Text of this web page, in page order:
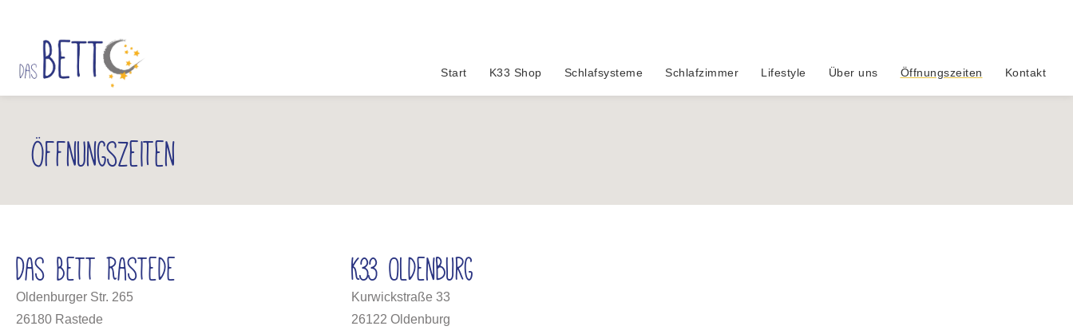
Start K33 Shop Schlafsysteme Schlafzimmer Lifestyle Über uns Öffnungszeiten Kontakt
Öffnungszeiten
Das Bett Rastede
Oldenburger Str. 265
26180 Rastede
K33 Oldenburg
Kurwickstraße 33
26122 Oldenburg